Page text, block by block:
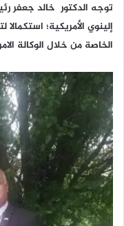
توجه الدكتور خالد جعفر
إلينوي الأمريكية؛
الخاصة من خلال الوكالة